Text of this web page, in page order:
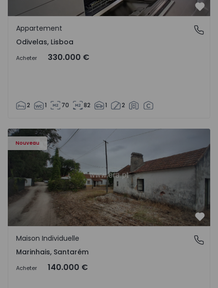
Odivelas, Lisboa
Appartement
Odivelas, Lisboa
Acheter 330.000 €
2 1 70 82 1 2
Nouveau
Appartement T3 Salvaterra de Magos, Marinhais -
Marinhais, Santarém
Maison Individuelle
Marinhais, Santarém
Acheter 140.000 €